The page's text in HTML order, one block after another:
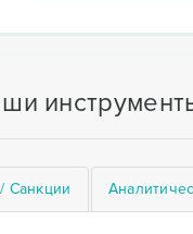
Санкции